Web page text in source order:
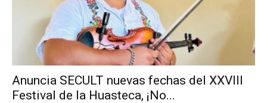
Anuncia SECULT nuevas fechas del XXVIII
Festival de la Huasteca, ¡No...